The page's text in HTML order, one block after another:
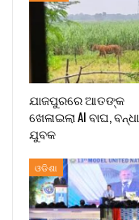
ଯାଜପୁରରେ ଆତଙ୍କ
ଖେଳାଇଲା AI ବାଘ,
ଯୁବକ
ଓଡିଶା